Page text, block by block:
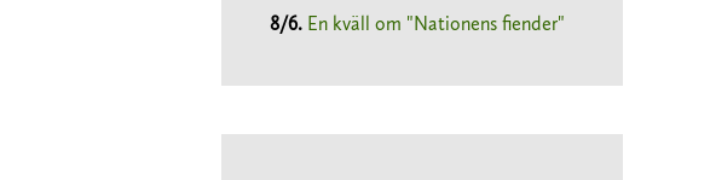
8/6. En kväll om "Nationens fiender"